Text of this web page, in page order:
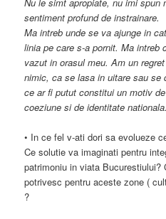
sentiment profund de instrainare.
Ma intreb unde se va ajunge in
linia pe care s-a pornit. Ma intreb
vazut in orasul meu. Am un
nimic, ca se lasa in uitare sau
ce ar fi putut constitui un motiv
coeziune si de identitate nationala.
• In ce fel v-ati dori sa evolueze
Ce solutie va imaginati pentru
patrimoniu in viata
potrivesc pentru aceste zone (
?